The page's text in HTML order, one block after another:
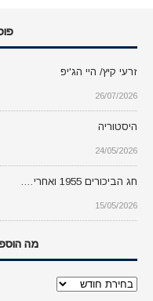
זרעי קיץ/ היי הג'יפ
26/07/2026
היסטוריה
24/05/2026
חג הביכורים 1955 ואחרי….
15/05/2026
מה
מה